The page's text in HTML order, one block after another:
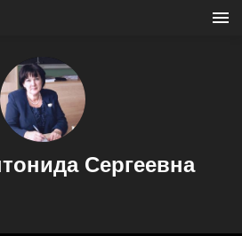
Сергеевна